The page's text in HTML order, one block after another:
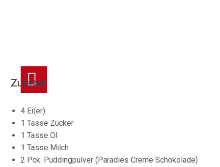
Zutaten
4 Ei(er)
1 Tasse Zucker
1 Tasse Öl
1 Tasse Milch
2 Pck. Puddingpulver (Paradies Creme Schokolade)